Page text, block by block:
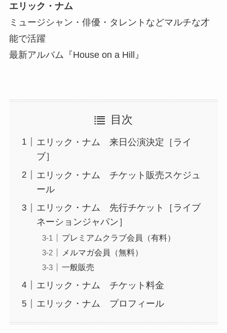
エリック・ナム
ミュージシャン・俳優・タレントなどマルチな才
能で活躍
最新アルバム『House on a Hill』
目次
エリック・ナム 来日公演決定［ライ
ブ］
エリック・ナム チケット販売スケジュ
ール
エリック・ナム 先行チケット［ライブ
ネーションジャパン］
プレミアムクラブ会員（有料）
メルマガ会員（無料）
一般販売
エリック・ナム チケット料金
エリック・ナム プロフィール